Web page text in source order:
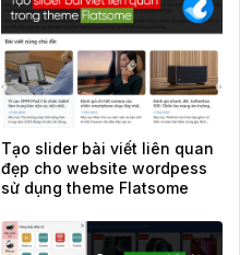
Tạo slider bài viết liên quan
đẹp cho website wordpess
sử dụng theme Flatsome